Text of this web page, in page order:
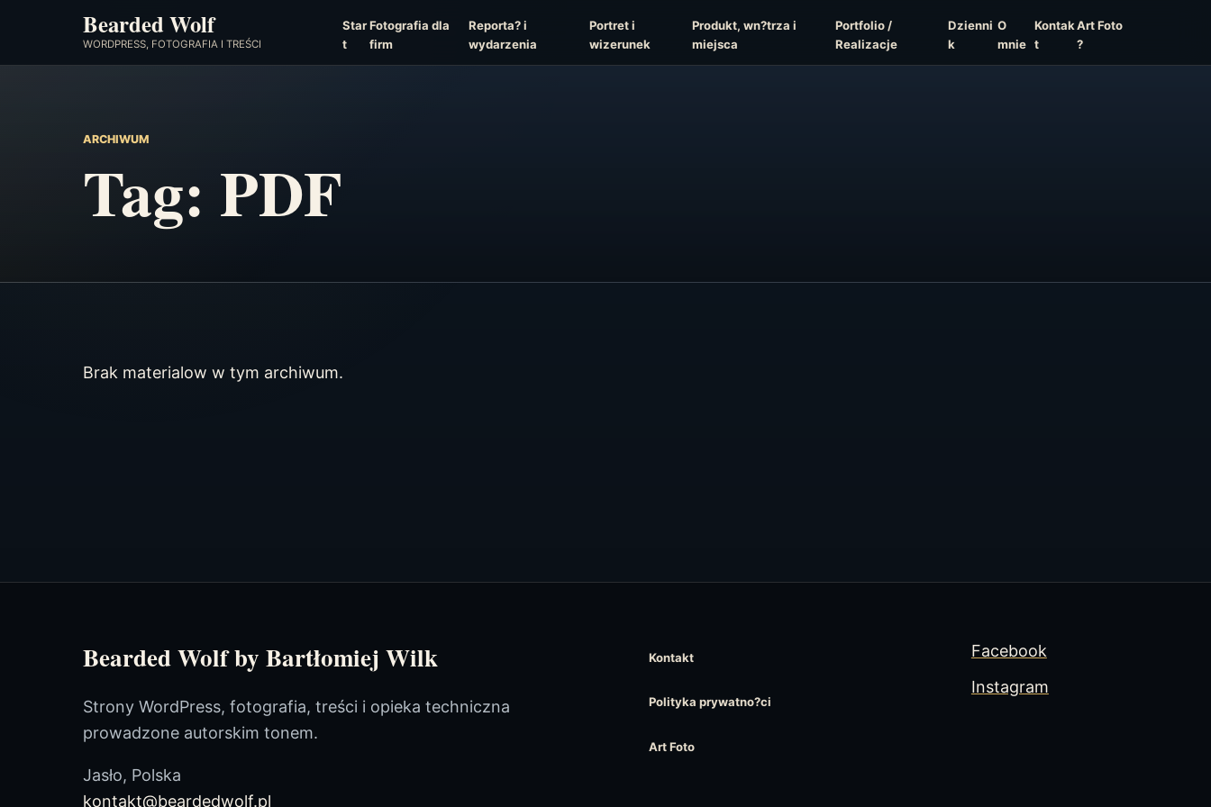
Bearded Wolf
WORDPRESS, FOTOGRAFIA I TREŚCI
Star
t
Fotografia dla
firm
Reporta? i
wydarzenia
Portret i
wizerunek
Produkt, wn?trza i
miejsca
Portfolio /
Realizacje
Dzienni
k
O
mnie
Kontak
t
Art Foto
?
ARCHIWUM
Tag: PDF
Brak materialow w tym archiwum.
Bearded Wolf by Bartłomiej Wilk
Strony WordPress, fotografia, treści i opieka techniczna
prowadzone autorskim tonem.
Jasło, Polska
kontakt@beardedwolf.pl
Kontakt
Polityka prywatno?ci
Art Foto
Facebook
Instagram